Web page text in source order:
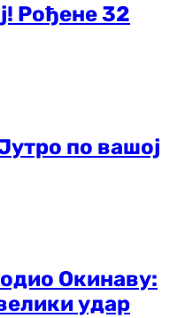
Рођене 32
по вашој
Окинаву:
удар